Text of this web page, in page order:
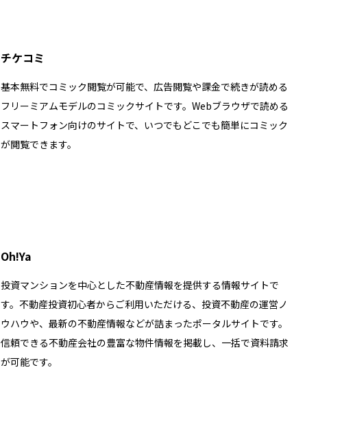
チケコミ
基本無料でコミック閲覧が可能で、広告閲覧や課金で続きが読める
フリーミアムモデルのコミックサイトです。Webブラウザで読める
スマートフォン向けのサイトで、いつでもどこでも簡単にコミック
が閲覧できます。
Oh!Ya
投資マンションを中心とした不動産情報を提供する情報サイトで
す。不動産投資初心者からご利用いただける、投資不動産の運営ノ
ウハウや、最新の不動産情報などが詰まったポータルサイトです。
信頼できる不動産会社の豊富な物件情報を掲載し、一括で資料請求
が可能です。